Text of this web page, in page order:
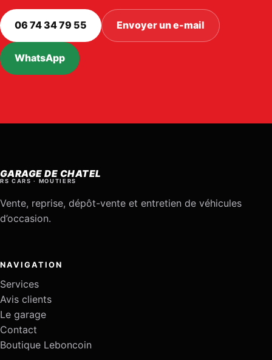
06 74 34 79 55 Envoyer un e-mail
WhatsApp
GARAGE DE CHATEL
RS CARS · MOUTIERS
Vente, reprise, dépôt-vente et entretien de véhicules
d’occasion.
NAVIGATION
Services
Avis clients
Le garage
Contact
Boutique Leboncoin